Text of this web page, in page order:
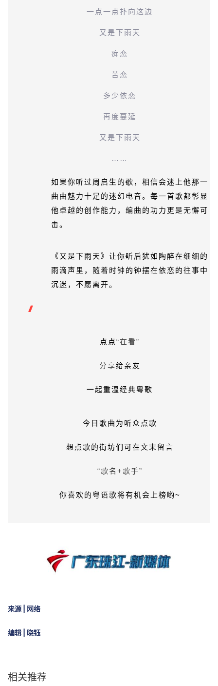
一点一点扑向这边
又是下雨天
痴恋
苦恋
多少依恋
再度蔓延
又是下雨天
……
如果你听过周启生的歌，相信会迷上他那一
曲曲魅力十足的迷幻电音。 每一首歌都彰显
他卓越的创作能力，编曲的功力更是无懈可
击。
《又是下雨天》让你听后犹如陶醉在细细的
雨滴声里，随着时钟的钟摆在依恋的往事中
沉迷，不愿离开。
点点“在看”
分享给亲友
一起重温经典粤歌
今日歌曲为听众点歌
想点歌的街坊们可在文末留言
“歌名+歌手”
你喜欢的粤语歌将有机会上榜哟~
来源 | 网络
编辑 | 晓钰
相关推荐